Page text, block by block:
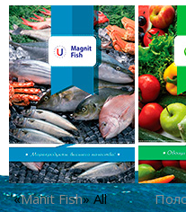
Copyright © 2026
«Manit Fish» All